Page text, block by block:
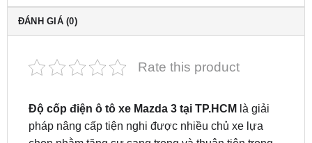
Độ cốp điện ô tô xe Mazda 3 tại TP.HCMlà giải
chọn nhằm tăng sự sang trọng và thuận tiện trong
quá trình sử dụng hằng ngày.Hệ thống cốp điện